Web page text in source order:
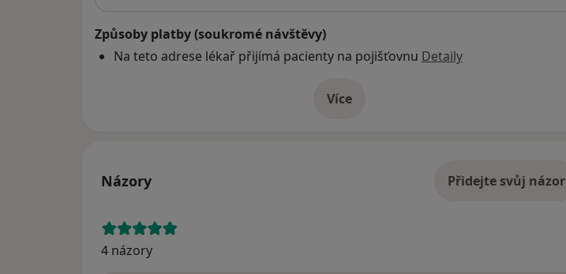
Způsoby platby (soukromé návštěvy)
Na teto adrese lékař přijímá pacienty na pojišťovnu Detaily
Víceo adrese
Názory Přidejte svůj názor
4 názory